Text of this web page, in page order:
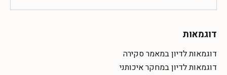
דוגמאות
דוגמאות לדיון במאמר סקירה
דוגמאות לדיון במחקר איכותני